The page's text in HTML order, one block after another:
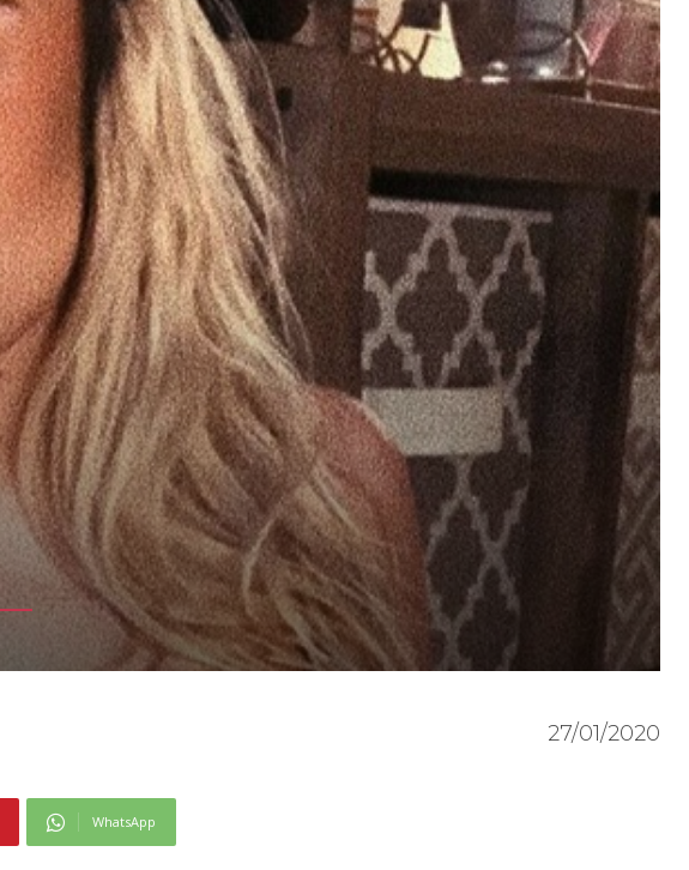
27/01/2020
WhatsApp